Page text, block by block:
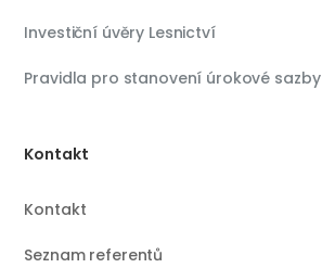
Investiční úvěry Lesnictví
Pravidla pro stanovení úrokové sazby
Kontakt
Kontakt
Seznam referentů